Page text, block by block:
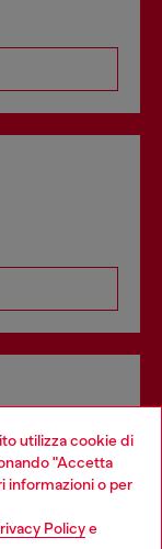
utilizza cookie di
"Accetta
informazioni o per
Policye
concreti per
tutto il mondo.
seems you may